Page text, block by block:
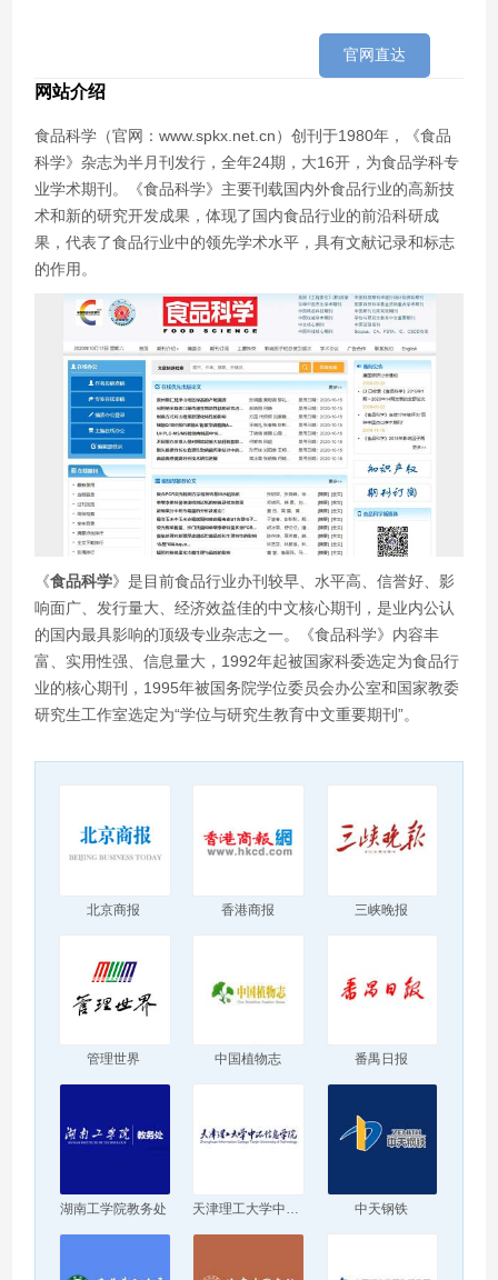
官网直达
网站介绍
食品科学（官网：www.spkx.net.cn）创刊于1980年，《食品
科学》杂志为半月刊发行，全年24期，大16开，为食品学科专
业学术期刊。《食品科学》主要刊载国内外食品行业的高新技
术和新的研究开发成果，体现了国内食品行业的前沿科研成
果，代表了食品行业中的领先学术水平，具有文献记录和标志
的作用。
《食品科学》是目前食品行业办刊较早、水平高、信誉好、影
响面广、发行量大、经济效益佳的中文核心期刊，是业内公认
的国内最具影响的顶级专业杂志之一。《食品科学》内容丰
富、实用性强、信息量大，1992年起被国家科委选定为食品行
业的核心期刊，1995年被国务院学位委员会办公室和国家教委
研究生工作室选定为“学位与研究生教育中文重要期刊”。
北京商报 香港商报 三峡晚报
管理世界 中国植物志 番禺日报
湖南工学院教务处 中天钢铁